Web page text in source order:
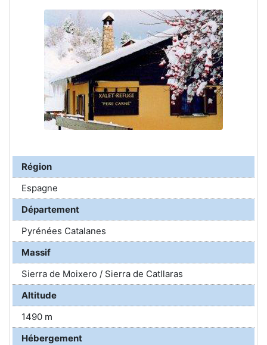
Région
Espagne
Département
Pyrénées Catalanes
Massif
Sierra de Moixero / Sierra de Catllaras
Altitude
1490 m
Hébergement